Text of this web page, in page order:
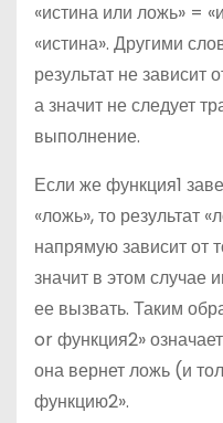
«истина или ложь» =
«истина». Другими
результат не зависит
а значит не следует
выполнение.
Если же функция1
«ложь», то результат
напрямую зависит от
значит в этом случае
ее вызвать. Таким
or функция2»
она вернет ложь (и
функцию2».